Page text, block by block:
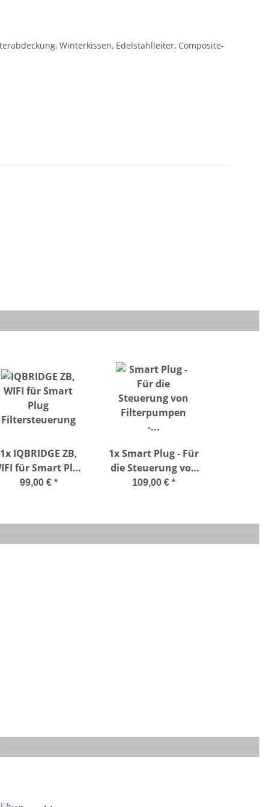
Winterkissen, Edelstahlleiter, Composite-
1x IQBRIDGE ZB,
für Smart Plug
Filtersteuerung
99,00 € *
1xSmart Plug - Für
die Steuerung von
Filterpumpen - Plug
109,00 € *